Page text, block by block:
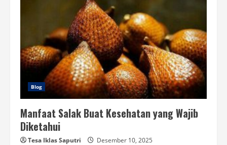
Blog
Manfaat Salak Buat Kesehatan yang Wajib
Diketahui
Tesa Iklas Saputri Desember 10, 2025